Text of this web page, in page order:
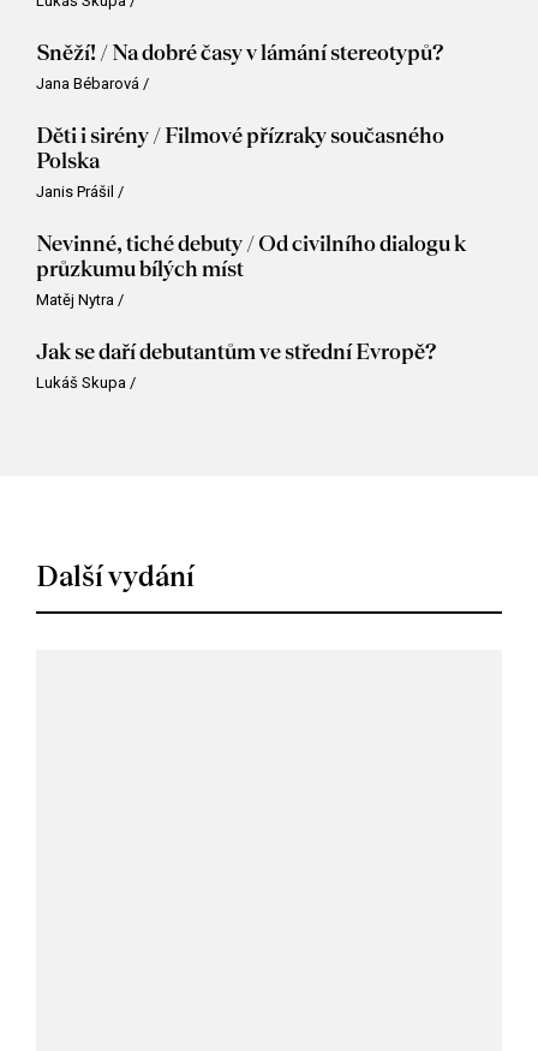
Sněží! / Na dobré časy v lámání stereotypů?
Jana Bébarová /
Děti i sirény / Filmové přízraky současného
Polska
Janis Prášil /
Nevinné, tiché debuty / Od civilního dialogu k
průzkumu bílých míst
Matěj Nytra /
Jak se daří debutantům ve střední Evropě?
Lukáš Skupa /
Další vydání